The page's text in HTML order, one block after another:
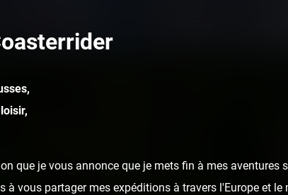
que je vous annonce que je mets fin à mes aventures
à vous partager mes expéditions à travers l'Europe et